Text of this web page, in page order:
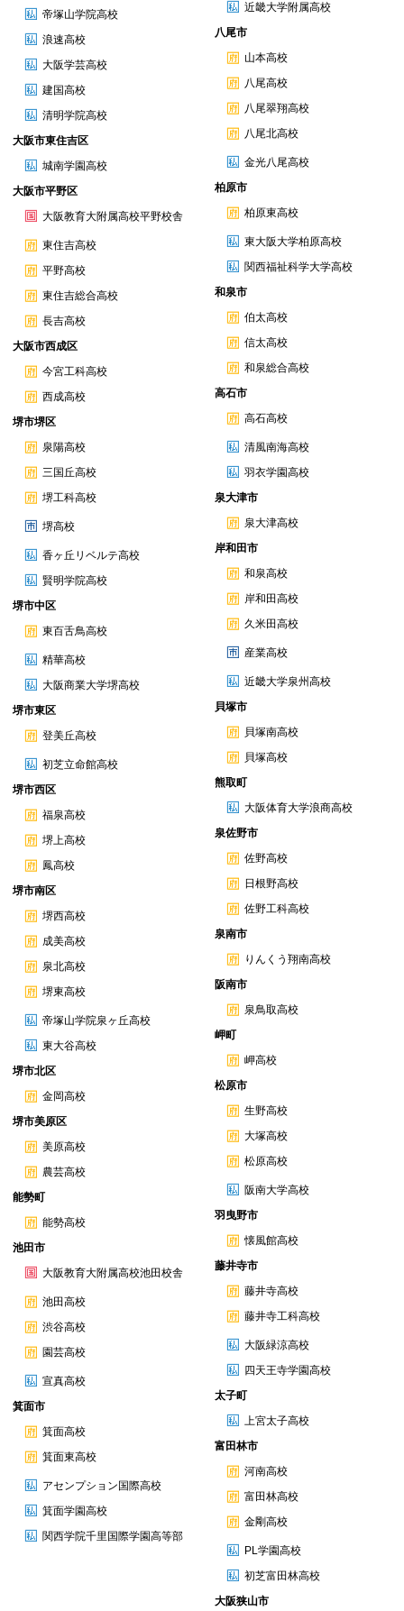
帝塚山学院高校
浪速高校
大阪学芸高校
建国高校
清明学院高校
大阪市東住吉区
城南学園高校
大阪市平野区
大阪教育大附属高校平野校舎
東住吉高校
平野高校
東住吉総合高校
長吉高校
大阪市西成区
今宮工科高校
西成高校
堺市堺区
泉陽高校
三国丘高校
堺工科高校
堺高校
香ヶ丘リベルテ高校
賢明学院高校
堺市中区
東百舌鳥高校
精華高校
大阪商業大学堺高校
堺市東区
登美丘高校
初芝立命館高校
堺市西区
福泉高校
堺上高校
鳳高校
堺市南区
堺西高校
成美高校
泉北高校
堺東高校
帝塚山学院泉ヶ丘高校
東大谷高校
堺市北区
金岡高校
堺市美原区
美原高校
農芸高校
能勢町
能勢高校
池田市
大阪教育大附属高校池田校舎
池田高校
渋谷高校
園芸高校
宣真高校
箕面市
箕面高校
箕面東高校
アセンプション国際高校
箕面学園高校
関西学院千里国際学園高等部
近畿大学附属高校
八尾市
山本高校
八尾高校
八尾翠翔高校
八尾北高校
金光八尾高校
柏原市
柏原東高校
東大阪大学柏原高校
関西福祉科学大学高校
和泉市
伯太高校
信太高校
和泉総合高校
高石市
高石高校
清風南海高校
羽衣学園高校
泉大津市
泉大津高校
岸和田市
和泉高校
岸和田高校
久米田高校
産業高校
近畿大学泉州高校
貝塚市
貝塚南高校
貝塚高校
熊取町
大阪体育大学浪商高校
泉佐野市
佐野高校
日根野高校
佐野工科高校
泉南市
りんくう翔南高校
阪南市
泉鳥取高校
岬町
岬高校
松原市
生野高校
大塚高校
松原高校
阪南大学高校
羽曳野市
懐風館高校
藤井寺市
藤井寺高校
藤井寺工科高校
大阪緑涼高校
四天王寺学園高校
太子町
上宮太子高校
富田林市
河南高校
富田林高校
金剛高校
PL学園高校
初芝富田林高校
大阪狭山市